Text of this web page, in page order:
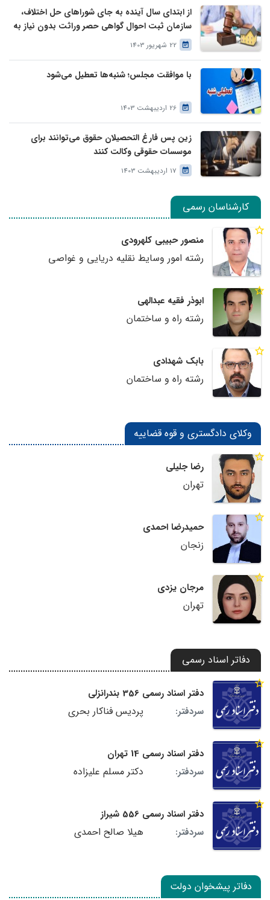
از ابتدای سال آینده به جای شوراهای حل اختلاف،
سازمان ثبت احوال گواهی حصر وراثت بدون نیاز به
درخواست وراث صادر خواهد کرد
22 شهریور 1403
با موافقت مجلس؛ شنبه‌ها تعطیل می‌شود
26 اردیبهشت 1403
زین پس فارغ التحصیلان حقوق می‌توانند برای
موسسات حقوقی وکالت کنند
17 اردیبهشت 1403
کارشناسان رسمی
منصور حبیبی کلهرودی
رشته امور وسایط نقلیه دریایی و غواصی
ابوذر فقیه عبدالهی
رشته راه و ساختمان
بابک شهدادی
رشته راه و ساختمان
وکلای دادگستری و قوه قضاییه
رضا جلیلی
تهران
حمیدرضا احمدی
زنجان
مرجان یزدی
تهران
دفاتر اسناد رسمی
دفتر اسناد رسمی 356 بندرانزلی
سردفتر:
پردیس فناکار بحری
دفتر اسناد رسمی 14 تهران
سردفتر:
دکتر مسلم علیزاده
دفتر اسناد رسمی 556 شیراز
سردفتر:
هیلا صالح احمدی
دفاتر پیشخوان دولت